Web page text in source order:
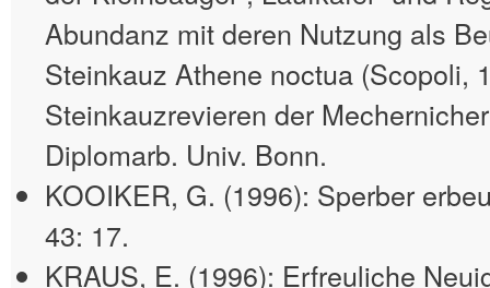
Abundanz mit deren Nutzung als
Steinkauz Athene noctua (Scopoli,
Steinkauzrevieren der
Diplomarb. Univ. Bonn.
KOOIKER, G. (1996): Sperber
43: 17.
KRAUS, E. (1996): Erfreuliche